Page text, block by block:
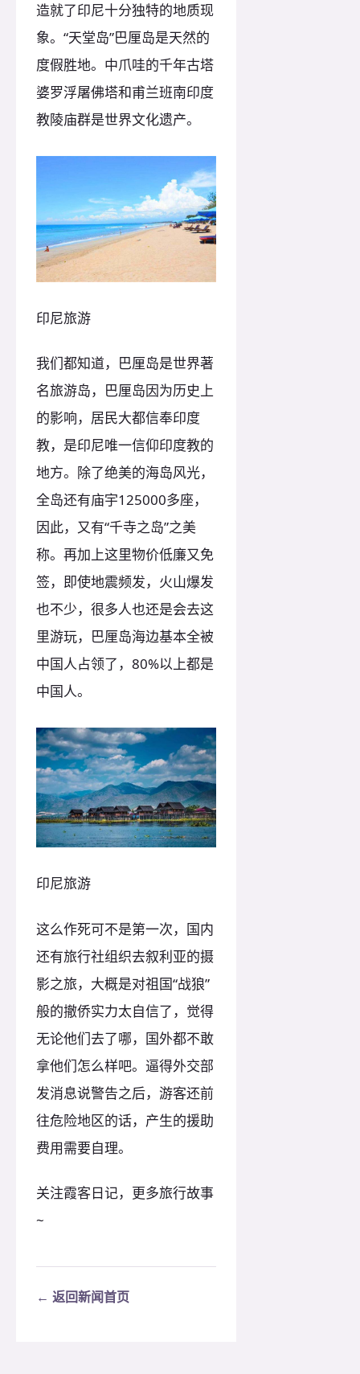
造就了印尼十分独特的地质现
象。“天堂岛”巴厘岛是天然的
度假胜地。中爪哇的千年古塔
婆罗浮屠佛塔和甫兰班南印度
教陵庙群是世界文化遗产。
印尼旅游
我们都知道，巴厘岛是世界著
名旅游岛，巴厘岛因为历史上
的影响，居民大都信奉印度
教，是印尼唯一信仰印度教的
地方。除了绝美的海岛风光，
全岛还有庙宇125000多座，
因此，又有“千寺之岛”之美
称。再加上这里物价低廉又免
签，即使地震频发，火山爆发
也不少，很多人也还是会去这
里游玩，巴厘岛海边基本全被
中国人占领了，80%以上都是
中国人。
印尼旅游
这么作死可不是第一次，国内
还有旅行社组织去叙利亚的摄
影之旅，大概是对祖国“战狼”
般的撤侨实力太自信了，觉得
无论他们去了哪，国外都不敢
拿他们怎么样吧。逼得外交部
发消息说警告之后，游客还前
往危险地区的话，产生的援助
费用需要自理。
关注霞客日记，更多旅行故事
~
← 返回新闻首页